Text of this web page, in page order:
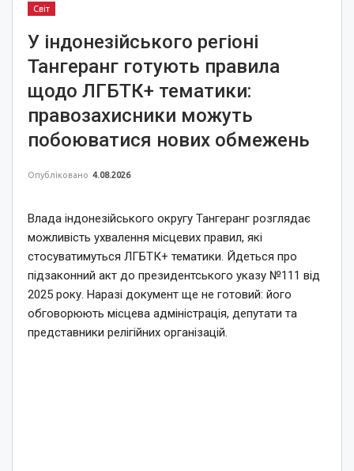
Світ
У індонезійського регіоні
Тангеранг готують правила
щодо ЛГБТК+ тематики:
правозахисники можуть
побоюватися нових обмежень
Опубліковано 4.08.2026
Влада індонезійського округу Тангеранг розглядає
можливість ухвалення місцевих правил, які
стосуватимуться ЛГБТК+ тематики. Йдеться про
підзаконний акт до президентського указу №111 від
2025 року. Наразі документ ще не готовий: його
обговорюють місцева адміністрація, депутати та
представники релігійних організацій.